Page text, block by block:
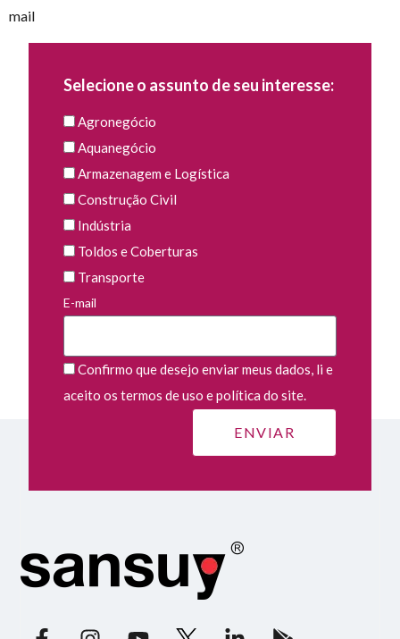
mail
Selecione o assunto de seu interesse:
Agronegócio
Aquanegócio
Armazenagem e Logística
Construção Civil
Indústria
Toldos e Coberturas
Transporte
E-mail
Confirmo que desejo enviar meus dados, li e
aceito os termos de uso e política do site.